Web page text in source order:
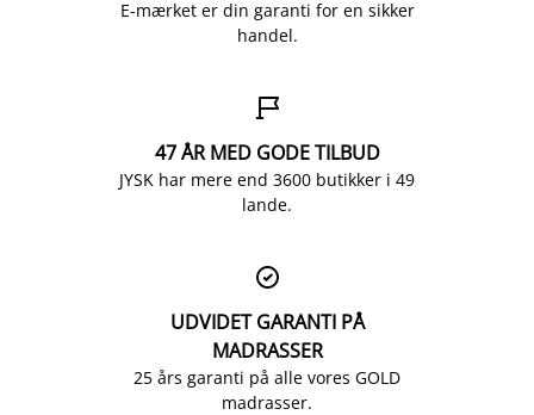
E-mærket er din garanti for en sikker
handel.

47 ÅR MED GODE TILBUD
JYSK har mere end 3600 butikker i 49
lande.

UDVIDET GARANTI PÅ
MADRASSER
25 års garanti på alle vores GOLD
madrasser.